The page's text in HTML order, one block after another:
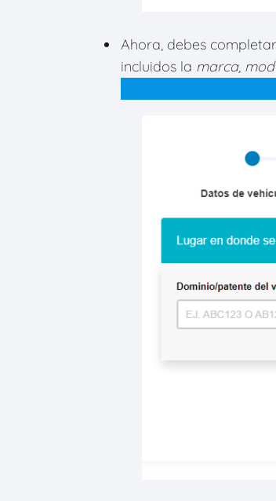
Ahora, debes
incluidos la marca,